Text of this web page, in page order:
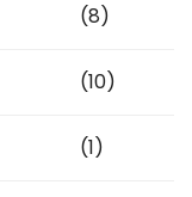
(8)
(10)
(1)